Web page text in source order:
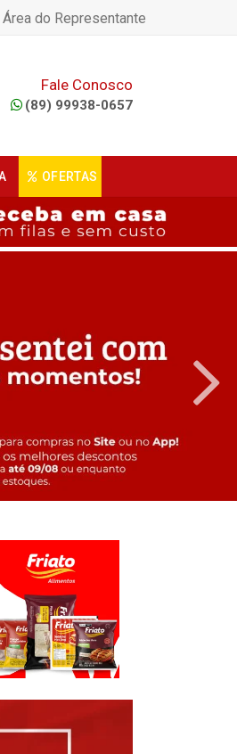
Área do Representante
Fale Conosco
(89) 99938-0657
OFERTAS